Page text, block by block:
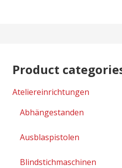
Product
Ateliereinrichtungen
Abhängestanden
Ausblaspistolen
Blindstichmaschinen